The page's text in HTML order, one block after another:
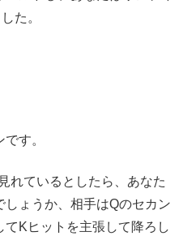
た。
す。
れているとしたら、あなた
ょうか、相手はQのセカン
てKヒットを主張して降ろし